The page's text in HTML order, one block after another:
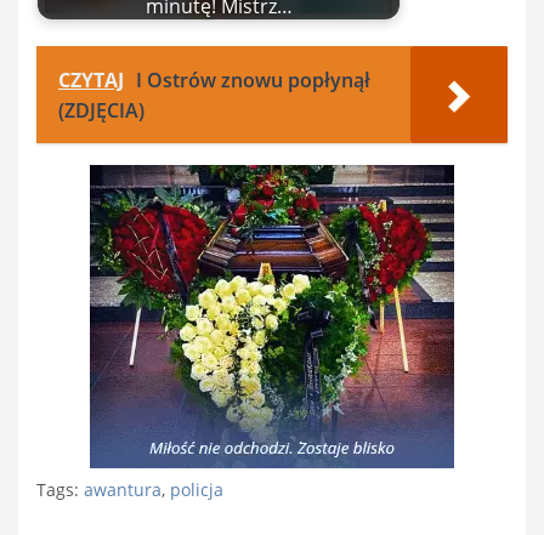
minutę! Mistrz…
CZYTAJ I Ostrów znowu popłynął
(ZDJĘCIA)
Tags: awantura, policja